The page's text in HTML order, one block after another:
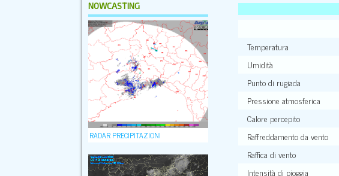
NOWCASTING
RADAR PRECIPITAZIONI
Temperatura
Umidità
Punto di rugiada
Pressione atmosferica
Calore percepito
Raffreddamento da vento
Raffica di vento
Intensità di pioggia